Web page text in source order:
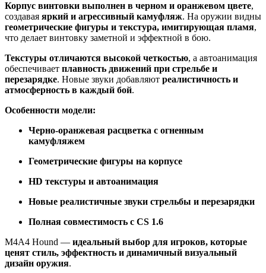
Корпус винтовки выполнен в черном и оранжевом цвете,
создавая яркий и агрессивный камуфляж. На оружии видны
геометрические фигуры и текстура, имитирующая пламя,
что делает винтовку заметной и эффектной в бою.
Текстуры отличаются высокой четкостью, а автоанимация
обеспечивает плавность движений при стрельбе и
перезарядке. Новые звуки добавляют реалистичность и
атмосферность в каждый бой.
Особенности модели:
Черно-оранжевая расцветка с огненным
камуфляжем
Геометрические фигуры на корпусе
HD текстуры и автоанимация
Новые реалистичные звуки стрельбы и перезарядки
Полная совместимость с CS 1.6
M4A4 Hound — идеальный выбор для игроков, которые
ценят стиль, эффектность и динамичный визуальный
дизайн оружия.